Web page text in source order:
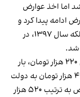
و در سال ۱۳۶۷ تمام شد اما اخذ عوارض
ادامه پیدا کرد و
سال به سال هم مبلغ آن افزایش یافت، بلکه سال ۱۳۹۷، در
شد.
از آن سال مسافران باید برای خروج بار اول ۲۲۰ هزار تومان، بار
دوم ۳۳۰ هزار تومان و بار سوم به بعد ۴۴۰ هزار تومان به دولت
پرداخت می‌کردند. در سال ۱۴۰۳، این عوارض به ترتیب ۵۲۰ هزار